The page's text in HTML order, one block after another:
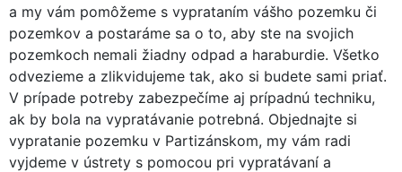
a my vám pomôžeme s vyprataním vášho pozemku či
pozemkov a postaráme sa o to, aby ste na svojich
pozemkoch nemali žiadny odpad a haraburdie. Všetko
odvezieme a zlikvidujeme tak, ako si budete sami priať.
V prípade potreby zabezpečíme aj prípadnú techniku,
ak by bola na vypratávanie potrebná. Objednajte si
vypratanie pozemku v Partizánskom, my vám radi
vyjdeme v ústrety s pomocou pri vypratávaní a